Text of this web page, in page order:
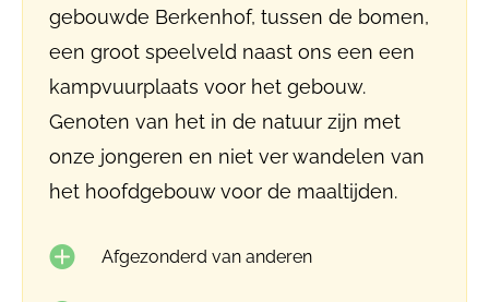
gebouwde Berkenhof, tussen de bomen,
een groot speelveld naast ons een een
kampvuurplaats voor het gebouw.
Genoten van het in de natuur zijn met
onze jongeren en niet ver wandelen van
het hoofdgebouw voor de maaltijden.
Afgezonderd van anderen